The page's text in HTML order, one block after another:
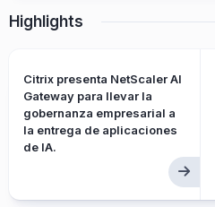
Highlights
Citrix presenta NetScaler AI
Gateway para llevar la
gobernanza empresarial a
la entrega de aplicaciones
de IA.